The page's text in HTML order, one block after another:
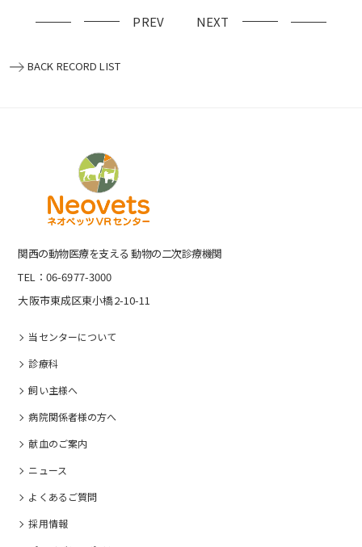
PREV NEXT
BACK RECORD LIST
関⻄の動物医療を⽀える 動物の⼆次診療機関
TEL：06-6977-3000
大阪市東成区東小橋2-10-11
当センターについて
診療科
飼い主様へ
病院関係者様の⽅へ
献血のご案内
ニュース
よくあるご質問
採⽤情報